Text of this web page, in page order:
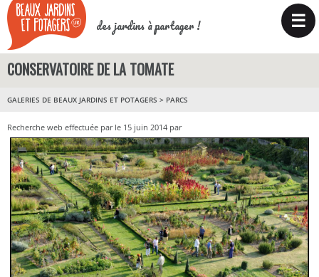
des jardins à partager ! ☰
CONSERVATOIRE DE LA TOMATE
GALERIES DE BEAUX JARDINS ET POTAGERS > PARCS
Recherche web effectuée par le 15 juin 2014 par